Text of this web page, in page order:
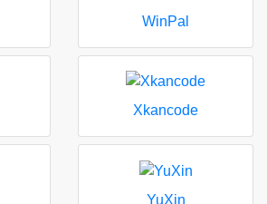
WinPal
Xkancode
YuXin